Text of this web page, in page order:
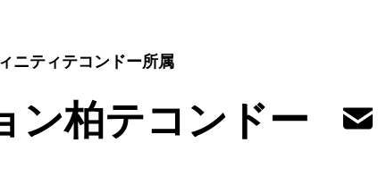
ニティテコンドー所属
ン柏テコンドー